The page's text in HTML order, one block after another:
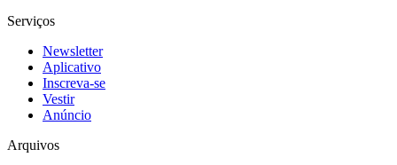
Serviços
Newsletter
Aplicativo
Inscreva-se
Vestir
Anúncio
Arquivos